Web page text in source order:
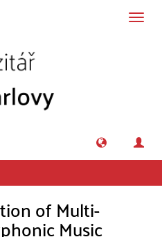
of Multi-
Music